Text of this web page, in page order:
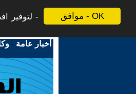
موافق - OK
لتوفير
أخبار عامة -